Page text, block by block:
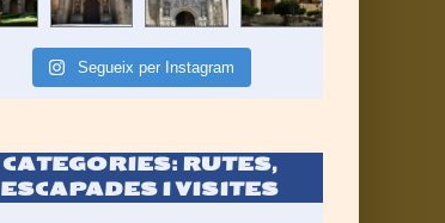
Segueix per Instagram
CATEGORIES: RUTES,
ESCAPADES I VISITES